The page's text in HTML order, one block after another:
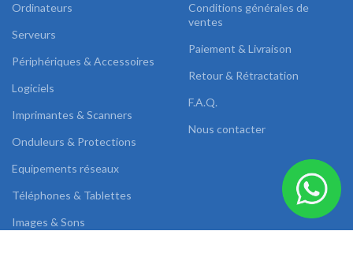
Ordinateurs
Serveurs
Périphériques & Accessoires
Logiciels
Imprimantes & Scanners
Onduleurs & Protections
Equipements réseaux
Téléphones & Tablettes
Images & Sons
Conditions générales de
ventes
Paiement & Livraison
Retour & Rétractation
F.A.Q.
Nous contacter